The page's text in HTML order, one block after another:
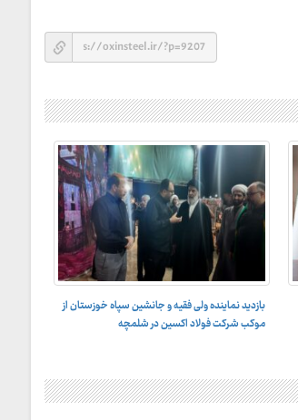
بازدید نماینده ولی فقیه و جانشین سپاه خوزستان از
موکب شرکت فولاد اکسین در شلمچه